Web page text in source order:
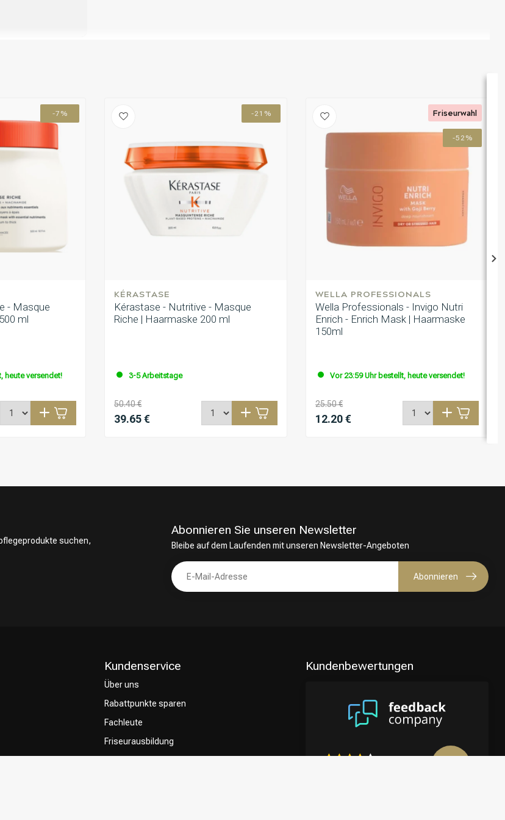
-7%
- Masque
ml
heute versendet!
-21%
KÉRASTASE
Kérastase - Nutritive - Masque
Riche | Haarmaske 200 ml
3-5 Arbeitstage
50.40 €
39.65 €
-52%
WELLA PROFESSIONALS
Wella Professionals - Invigo Nutri
Enrich - Enrich Mask | Haarmaske
150ml
Vor 23:59 Uhr bestellt, heute versendet!
25.50 €
12.20 €
Friseurwahl
suchen,
Abonnieren Sie unseren Newsletter
Bleibe auf dem Laufenden mit unseren Newsletter-Angeboten
Abonnieren
Kundenservice
Über uns
Rabattpunkte sparen
Fachleute
Friseurausbildung
Kundenbewertungen